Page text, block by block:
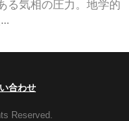
る気相の圧力。地学的
合わせ
Reserved.